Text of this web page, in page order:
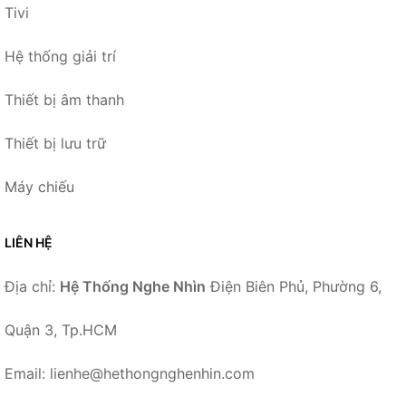
Tivi
Hệ thống giải trí
Thiết bị âm thanh
Thiết bị lưu trữ
Máy chiếu
LIÊN HỆ
Địa chỉ: Hệ Thống Nghe Nhìn Điện Biên Phủ, Phường 6,
Quận 3, Tp.HCM
Email: lienhe@hethongnghenhin.com